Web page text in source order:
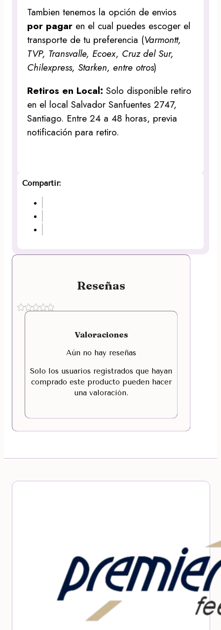
Tambien tenemos la opción de envios
por pagar en el cual puedes escoger el
transporte de tu preferencia (Varmontt,
TVP, Transvalle, Ecoex, Cruz del Sur,
Chilexpress, Starken, entre otros)
Retiros en Local:Solo disponible retiro
en el local Salvador Sanfuentes 2747,
Santiago. Entre 24 a 48 horas, previa
notificación para retiro.
Compartir:
Reseñas
Valoraciones
Aún no hay reseñas
Solo los usuarios registrados que hayan
comprado este producto pueden hacer
una valoración.